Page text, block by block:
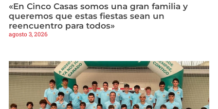
«En Cinco Casas somos una gran familia y
queremos que estas fiestas sean un
reencuentro para todos»
agosto 3, 2026